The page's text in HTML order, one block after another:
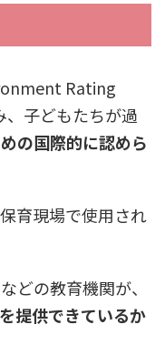
Rating
、子どもたちが過
の国際的に認めら
育現場で使用され
どの教育機関が、
提供できているか